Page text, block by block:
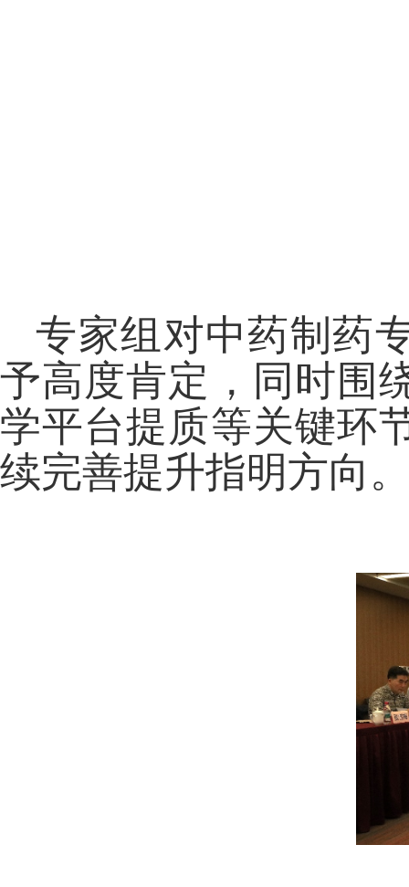
专家组对中药制药
予高度肯定，同时围
学平台提质等关键环
续完善提升指明方向